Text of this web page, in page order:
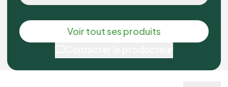
Voir tout ses produits